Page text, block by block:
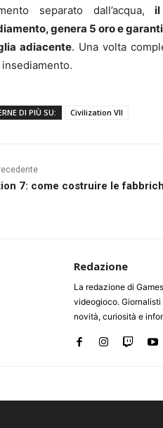
separato dall’acqua,
genera 5 oro e
adiacente. Una volta
DI PIÙ SU: Civilization VII
7: come costruire le
Redazione
La redazione di
videogioco.
novità, curiosità e